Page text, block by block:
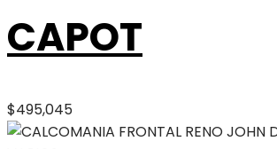
CAPOT
$495,045